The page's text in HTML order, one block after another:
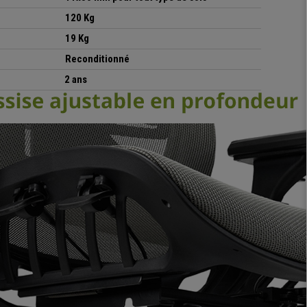
120 Kg
19 Kg
Reconditionné
2 ans